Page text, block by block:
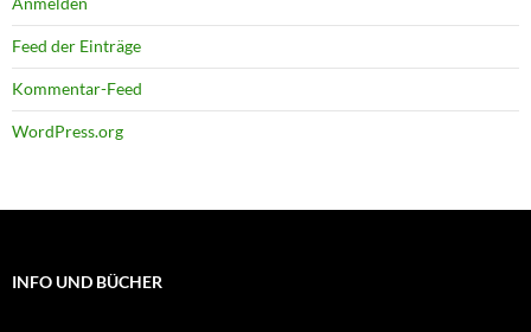
Feed der Einträge
Kommentar-Feed
WordPress.org
INFO UND BÜCHER